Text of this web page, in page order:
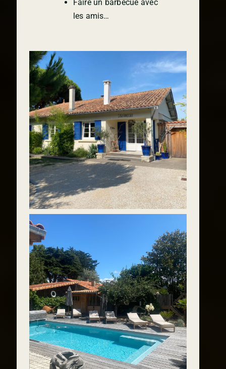
Faire un barbecue avec
les amis…